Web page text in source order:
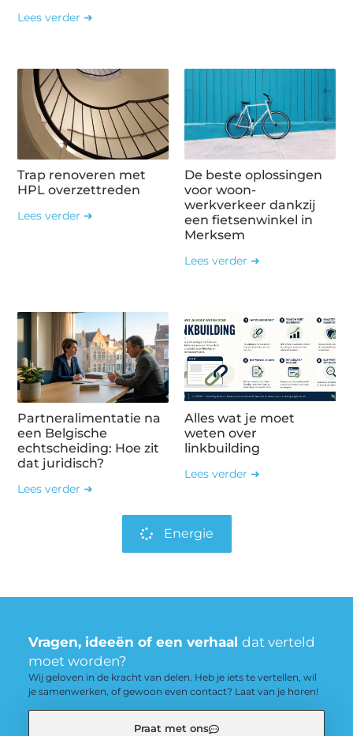
Lees verder ➜
Trap renoveren met
HPL overzettreden
Lees verder ➜
De beste oplossingen
voor woon-
werkverkeer dankzij
een fietsenwinkel in
Merksem
Lees verder ➜
Partneralimentatie na
een Belgische
echtscheiding: Hoe zit
dat juridisch?
Lees verder ➜
Alles wat je moet
weten over
linkbuilding
Lees verder ➜
Energie
Vragen, ideeën of een verhaal dat verteld
moet worden?
Wij geloven in de kracht van delen. Heb je iets te vertellen, wil
je samenwerken, of gewoon even contact? Laat van je horen!
Praat met ons